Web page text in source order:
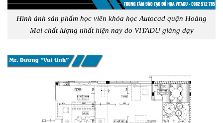
Hình ảnh sản phẩm học viên khóa học Autocad quận Hoàng
Mai chất lượng nhất hiện nay do VITADU giảng dạy